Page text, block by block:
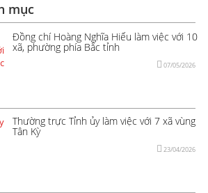
mục
Đồng chí Hoàng Nghĩa Hiếu làm việc với 10
xã, phường phía Bắc tỉnh
07/05/2026
Thường trực Tỉnh ủy làm việc với 7 xã vùng
Tân Kỳ
23/04/2026